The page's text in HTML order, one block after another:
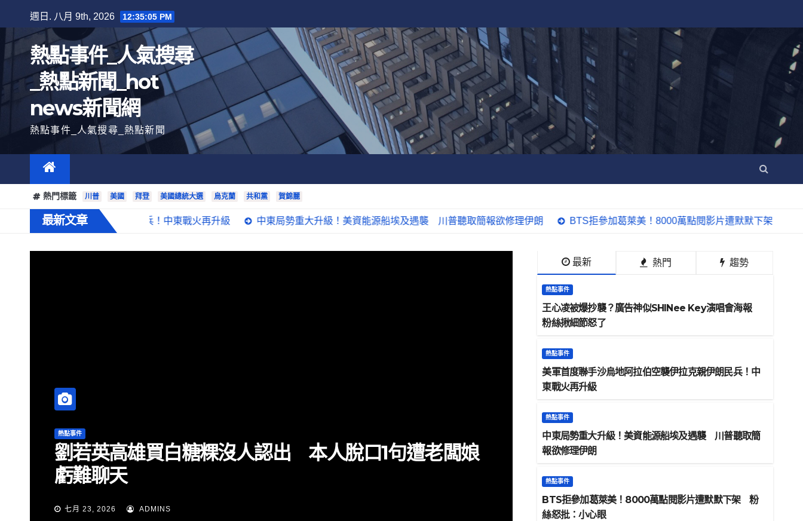
至
內
週日. 八月 9th, 2026 12:35:06 PM
熱點事件_人氣搜尋
_熱點新聞_hot
news新聞網
熱點事件_人氣搜尋_熱點新聞
熱門標籤 川普 美國 拜登 美國總統大選 烏克蘭 共和黨 賀錦麗
最新文章
伯空襲伊拉克親伊朗民兵！中東戰火再升級 中東局勢重大升級！美資能源船埃及遇襲 川普聽取簡報欲修理伊朗 BTS拒參加葛萊美！8000萬點閱影片遭默默下架 粉絲怒批：小
熱點事件
劉若英高雄買白糖粿沒人認出 本人脫口1句遭老闆娘
虧難聊天
七月 23, 2026 ADMINS
最新 熱門 趨勢
熱點事件
王心凌被爆抄襲？廣告神似SHINee Key演唱會海報
粉絲揪細節怒了
熱點事件
美軍首度聯手沙烏地阿拉伯空襲伊拉克親伊朗民兵！中
東戰火再升級
熱點事件
中東局勢重大升級！美資能源船埃及遇襲 川普聽取簡
報欲修理伊朗
熱點事件
BTS拒參加葛萊美！8000萬點閱影片遭默默下架 粉
絲怒批：小心眼